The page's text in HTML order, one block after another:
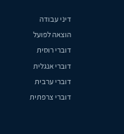
דיני עבודה
הוצאה לפועל
דוברי רוסית
דוברי אנגלית
דוברי ערבית
דוברי צרפתית